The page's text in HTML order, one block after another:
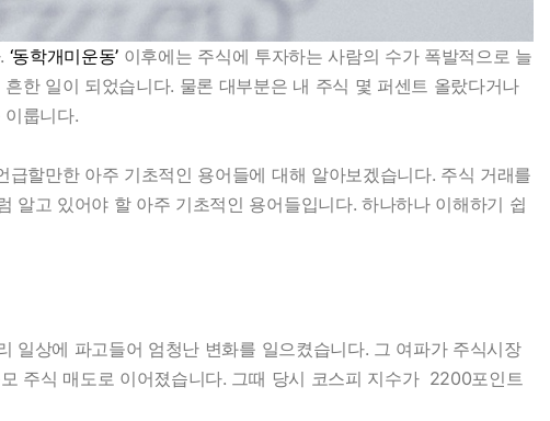
‘동학개미운동’ 이후에는 주식에 투자하는 사람의 수가 폭발적으로 늘
한 일이 되었습니다. 물론 대부분은 내 주식 몇 퍼센트 올랐다거나
룹니다.
할만한 아주 기초적인 용어들에 대해 알아보겠습니다. 주식 거래를
알고 있어야 할 아주 기초적인 용어들입니다. 하나하나 이해하기 쉽
일상에 파고들어 엄청난 변화를 일으켰습니다. 그 여파가 주식시장
주식 매도로 이어졌습니다. 그때 당시 코스피 지수가 2200포인트